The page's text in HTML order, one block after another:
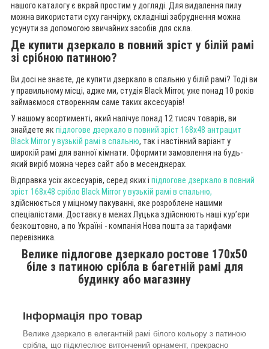
нашого каталогу є вкрай простим у догляді. Для видалення пилу
можна використати суху ганчірку, складніші забруднення можна
усунути за допомогою звичайних засобів для скла.
Де купити дзеркало в повний зріст у білій рамі
зі срібною патиною?
Ви досі не знаєте, де купити дзеркало в спальню у білій рамі? Тоді ви
у правильному місці, адже ми, студія Black Mirror, уже понад 10 років
займаємося створенням саме таких аксесуарів!
У нашому асортименті, який налічує понад 12 тисяч товарів, ви
знайдете як підлогове дзеркало в повний зріст 168х48 антрацит
Black Mirror у вузькій рамі в спальню, так і настінний варіант у
широкій рамі для ванної кімнати. Оформити замовлення на будь-
який виріб можна через сайт або в месенджерах.
Відправка усіх аксесуарів, серед яких і підлогове дзеркало в повний
зріст 168х48 срібло Black Mirror у вузькій рамі в спальню,
здійснюється у міцному пакуванні, яке розроблене нашими
спеціалістами. Доставку в межах Луцька здійснюють наші кур’єри
безкоштовно, а по Україні - компанія Нова пошта за тарифами
перевізника.
Велике підлогове дзеркало ростове 170х50
біле з патиною срібла в багетній рамі для
будинку або магазину
Інформація про товар
Велике дзеркало в елегантній рамі білого кольору з патиною
срібла, що підклеслює витончений орнамент, прекрасно